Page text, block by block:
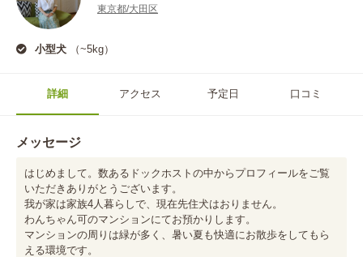
東京都/大田区
小型犬 （~5kg）
詳細 アクセス 予定日 口コミ
メッセージ
はじめまして。数あるドックホストの中からプロフィールをご覧
いただきありがとうございます。
我が家は家族4人暮らしで、現在先住犬はおりません。
わんちゃん可のマンションにてお預かりします。
マンションの周りは緑が多く、暑い夏も快適にお散歩をしてもら
える環境です。